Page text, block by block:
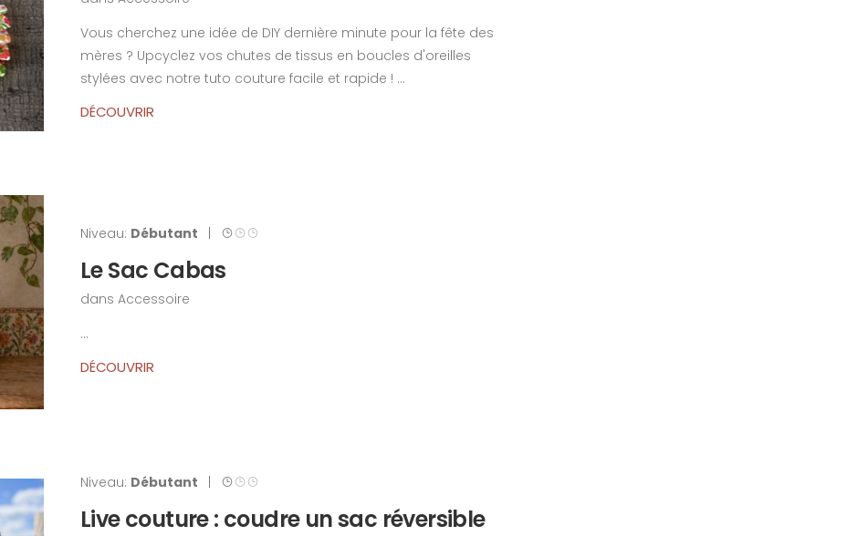
Vous cherchez une idée de DIY dernière minute pour la fête des
mères ? Upcyclez vos chutes de tissus en boucles d'oreilles
stylées avec notre tuto couture facile et rapide ! ...
DÉCOUVRIR
Niveau: Débutant
Le Sac Cabas
dans Accessoire
...
DÉCOUVRIR
Niveau: Débutant
Live couture : coudre un sac réversible